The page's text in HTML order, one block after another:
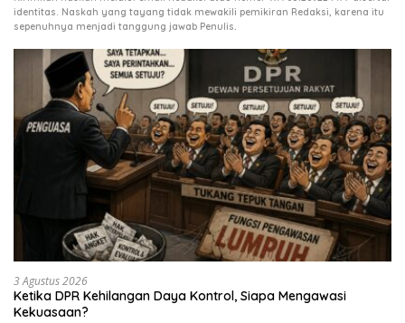
identitas. Naskah yang tayang tidak mewakili pemikiran Redaksi, karena itu
sepenuhnya menjadi tanggung jawab Penulis
3 Agustus 2026
Ketika DPR Kehilangan Daya Kontrol, Siapa Mengawasi
Kekuasaan?